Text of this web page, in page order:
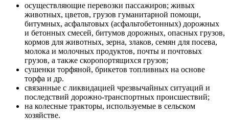
осуществляющие перевозки пассажиров; живых
животных, цветов, грузов гуманитарной помощи,
битумных, асфальтовых (асфальтобетонных) дорожных
и бетонных смесей, битумов дорожных, опасных грузов,
кормов для животных, зерна, злаков, семян для посева,
молока и молочных продуктов, почты и почтовых
грузов, а также скоропортящихся грузов;
сушенки торфяной, брикетов топливных на основе
торфа и др.
связанные с ликвидацией чрезвычайных ситуаций и
последствий дорожно-транспортных происшествий;
на колесные тракторы, используемые в сельском
хозяйстве.